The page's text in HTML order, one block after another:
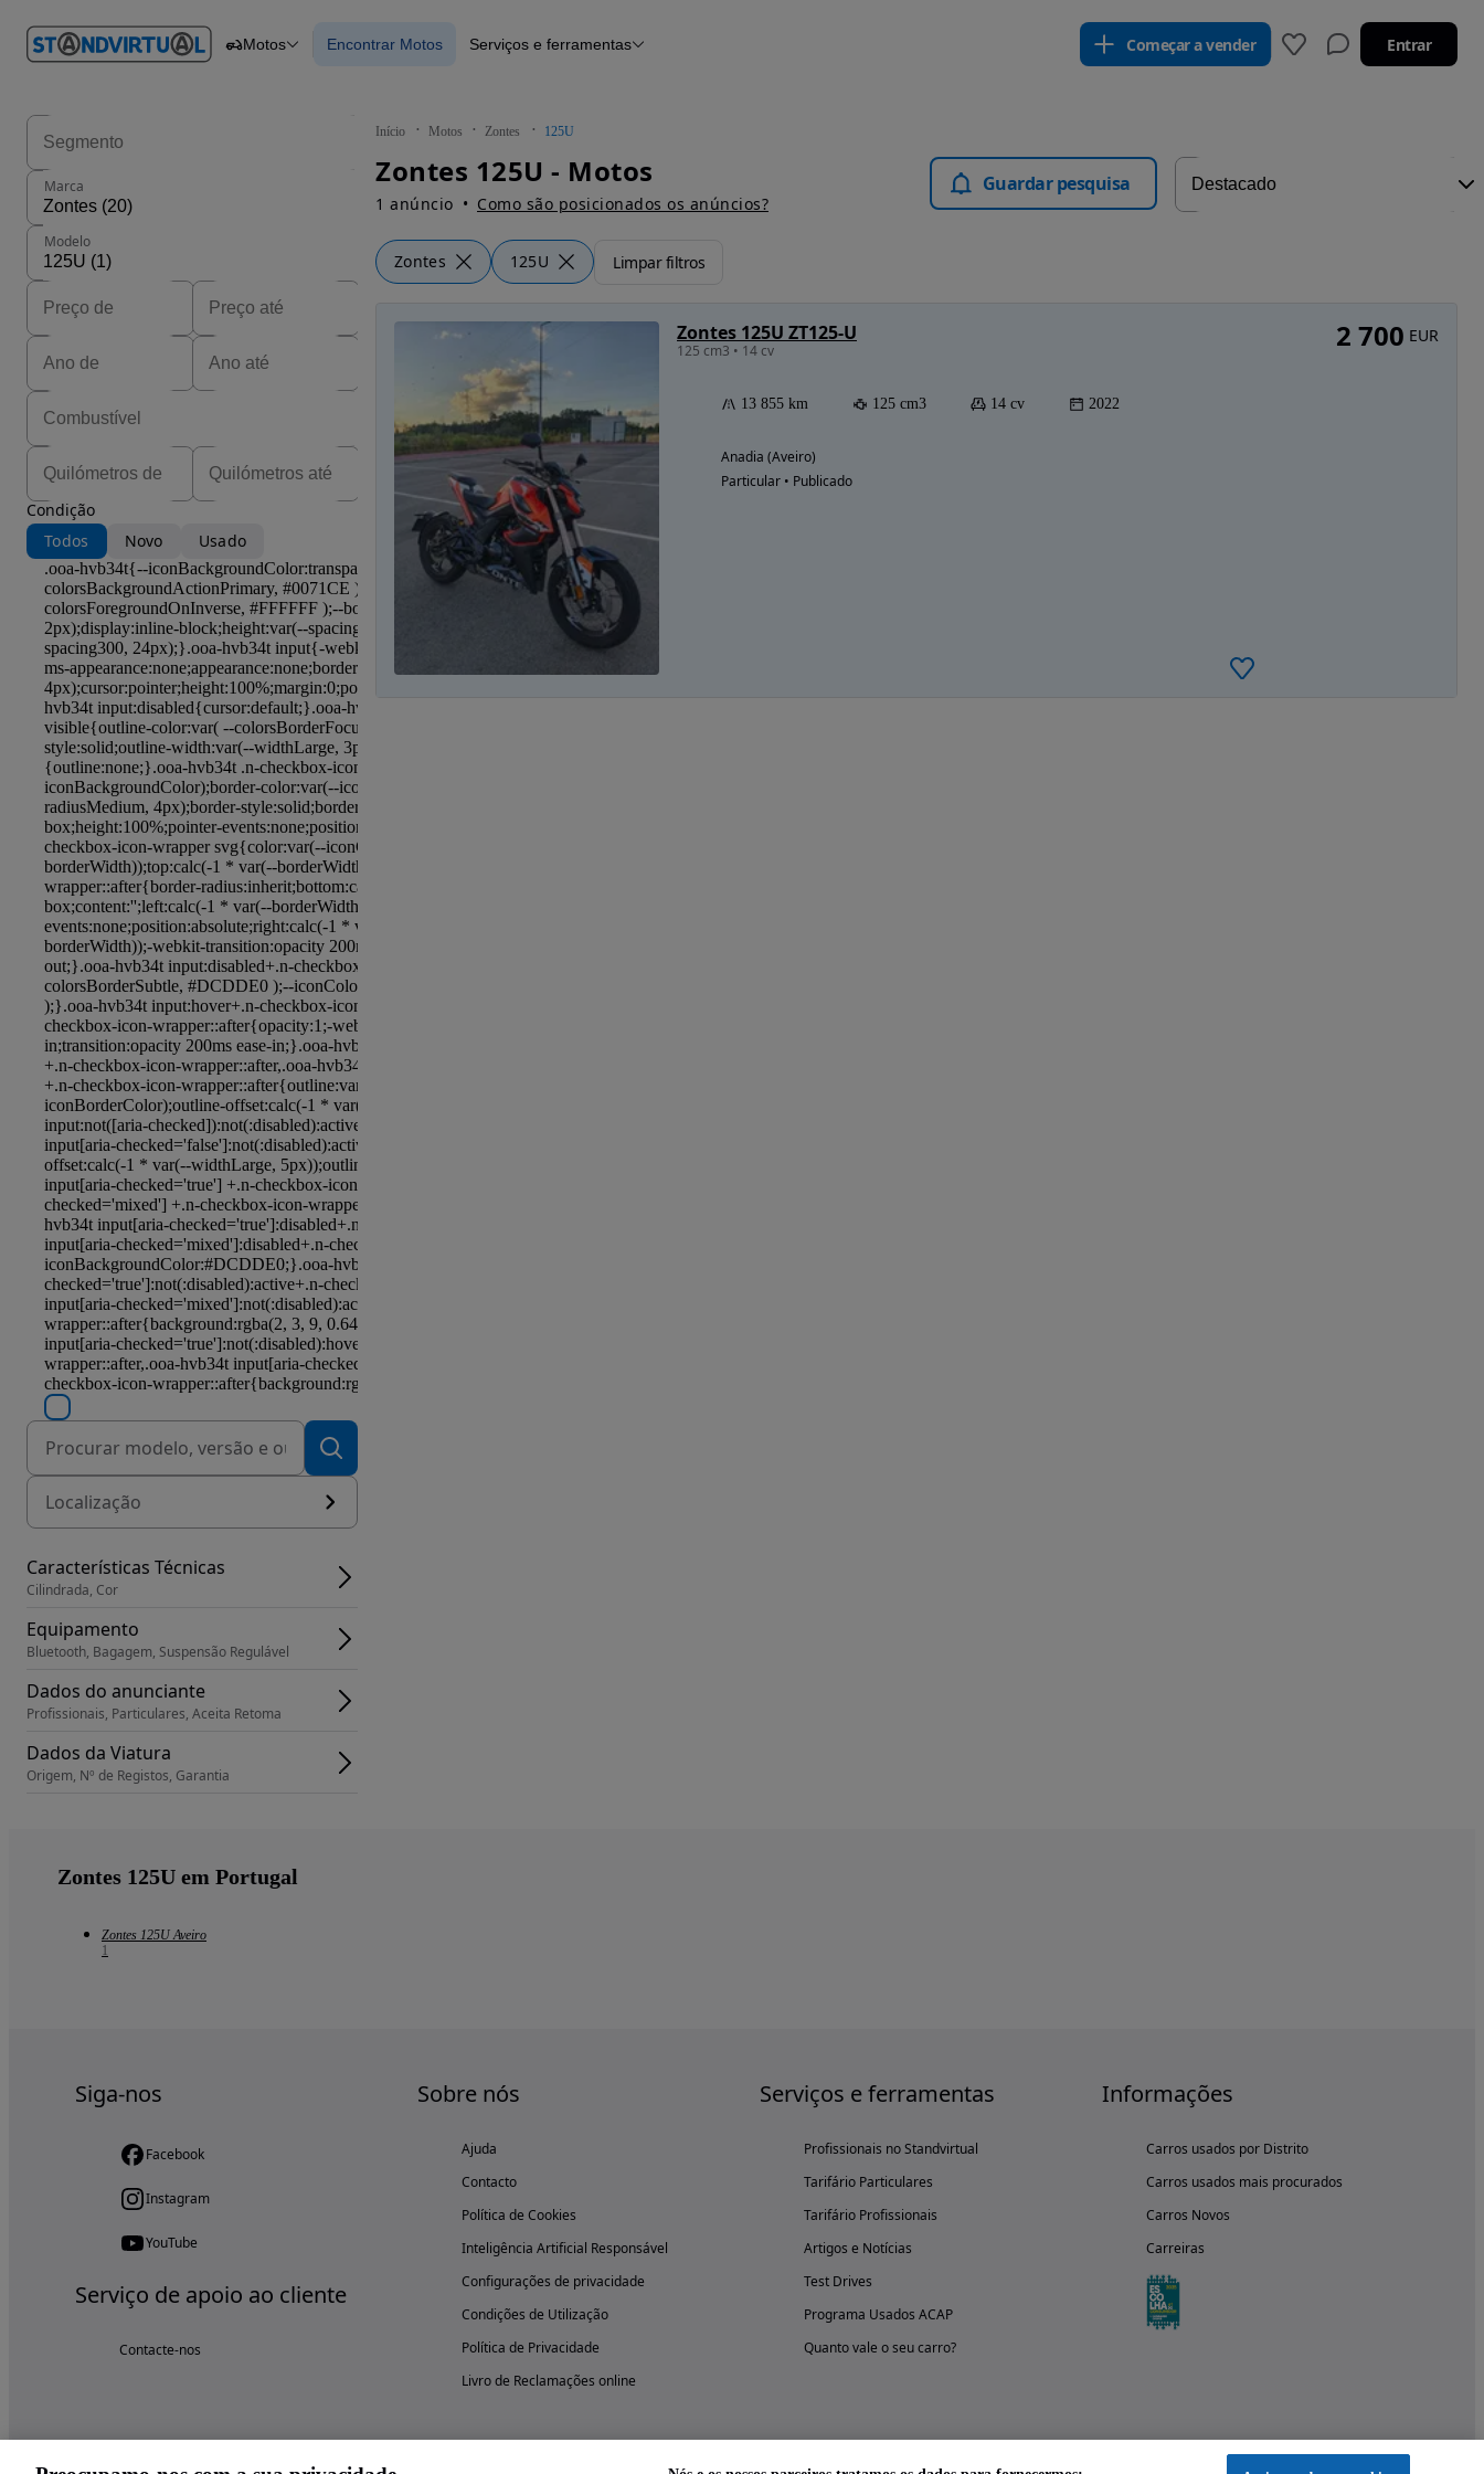
em
Carros Carros
Motos Encontrar Motos Serviços e ferramentas Começar a vender Entrar
Início Motos Zontes 125U
Zontes 125U - Motos
1 anúncio Como são posicionados os anúncios?
Guardar pesquisa
Zontes 125U Limpar filtros
Marca
Modelo
Condição
Todos
Novo Usado
Localização
Características Técnicas
Cilindrada, Cor
Equipamento
Bluetooth, Bagagem, Suspensão Regulável
Dados do anunciante
Profissionais, Particulares, Aceita Retoma
Dados da Viatura
Origem, Nº de Registos, Garantia
Zontes 125U ZT125-U
125 cm3 • 14 cv
13 855 km 125 cm3 14 cv 2022
Anadia (Aveiro)
Particular • Publicado
2 700 EUR
Zontes 125U em Portugal
Zontes 125U Aveiro
1
Siga-nos
Facebook
Instagram
YouTube
Serviço de apoio ao cliente
Contacte-nos
Sobre nós
Ajuda
Contacto
Política de Cookies
Inteligência Artificial Responsável
Configurações de privacidade
Condições de Utilização
Política de Privacidade
Livro de Reclamações online
Serviços e ferramentas
Profissionais no Standvirtual
Tarifário Particulares
Tarifário Profissionais
Artigos e Notícias
Test Drives
Programa Usados ACAP
Quanto vale o seu carro?
Informações
Carros usados por Distrito
Carros usados mais procurados
Carros Novos
Carreiras